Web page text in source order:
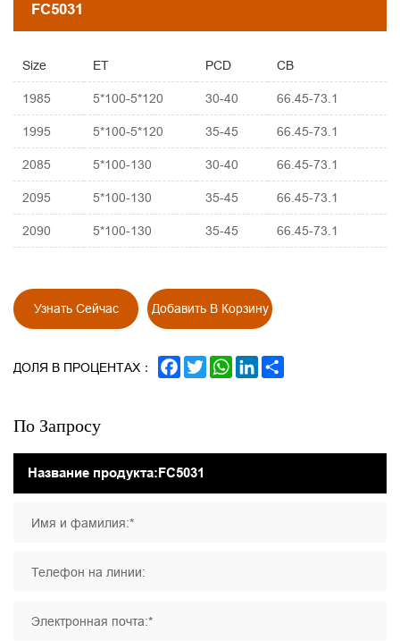
FC5031
Size ET PCD
CB
1985
5*100-5*120 30-40
66.45-73.1
1995
5*100-5*120 35-45
66.45-73.1
2085
5*100-130 30-40
66.45-73.1
2095
5*100-130 35-45
66.45-73.1
2090
5*100-130 35-45 66.45-73.1
Узнать Сейчас Добавить В Корзину
ДОЛЯ В ПРОЦЕНТАХ： FACEBOOK
TWITTERWHATSAPP
LINKEDIN
По Запросу
Имя и фамилия:*
Телефон на линии:
Электронная почта:*